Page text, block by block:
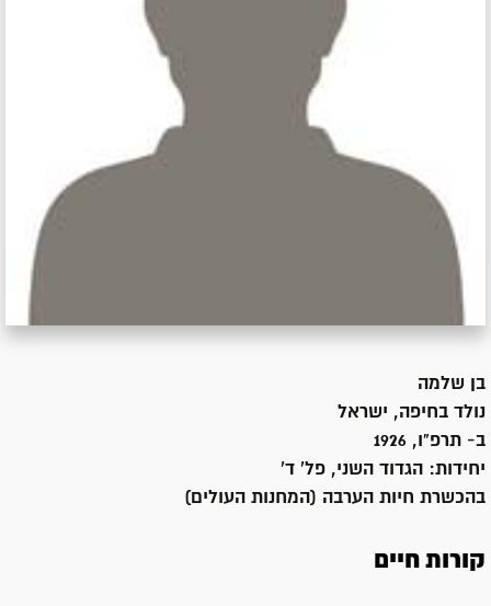
בן
שלמה
נולד בחיפה, ישראל
ב- תרפ"ו, 1926
יחידות:
הגדוד השני, פל' ד'
בהכשרת חיות הערבה (המחנות העולים)
קורות חיים